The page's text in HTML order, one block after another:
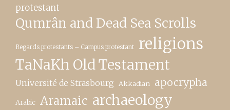
protestant
Qumrân and Dead Sea Scrolls
Regards protestants – Campus protestant religions
TaNaKh Old Testament
Université de Strasbourg Akkadian apocrypha
Arabic Aramaic archaeology